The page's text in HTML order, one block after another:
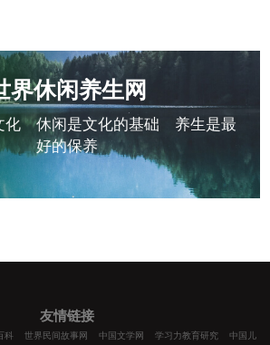
界休闲养生网
化 休闲是文化的基础 养生是最
好的保养
友情链接
科 世界民间故事网 中国文学网 学习力教育研究
中国儿